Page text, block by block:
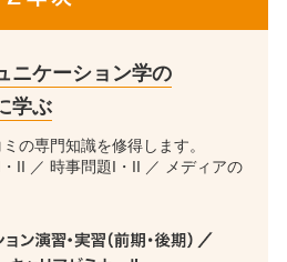
ニケーション学の
学ぶ
の専門知識を修得します。
II ／ 時事問題I・II ／ メディアの